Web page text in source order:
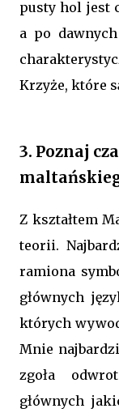
pusty hol jest
a po
Krzyże, które
3. Poznaj
Z kształtem
teorii.
ramiona
głównych
których
Mnie
zgoła
głównych